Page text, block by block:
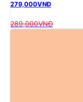
279,000VNĐ
289,000VNĐ